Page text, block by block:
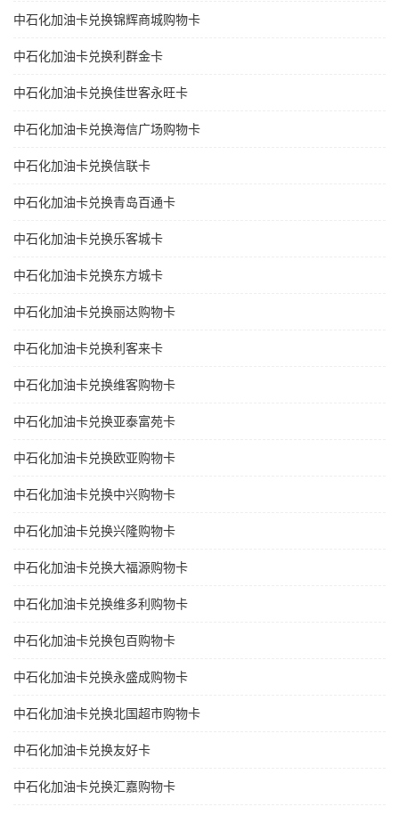
中石化加油卡兑换锦辉商城购物卡
中石化加油卡兑换利群金卡
中石化加油卡兑换佳世客永旺卡
中石化加油卡兑换海信广场购物卡
中石化加油卡兑换信联卡
中石化加油卡兑换青岛百通卡
中石化加油卡兑换乐客城卡
中石化加油卡兑换东方城卡
中石化加油卡兑换丽达购物卡
中石化加油卡兑换利客来卡
中石化加油卡兑换维客购物卡
中石化加油卡兑换亚泰富苑卡
中石化加油卡兑换欧亚购物卡
中石化加油卡兑换中兴购物卡
中石化加油卡兑换兴隆购物卡
中石化加油卡兑换大福源购物卡
中石化加油卡兑换维多利购物卡
中石化加油卡兑换包百购物卡
中石化加油卡兑换永盛成购物卡
中石化加油卡兑换北国超市购物卡
中石化加油卡兑换友好卡
中石化加油卡兑换汇嘉购物卡